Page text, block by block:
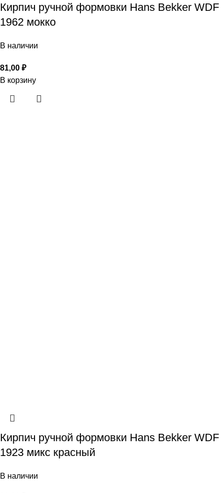
Кирпич ручной формовки Hans Bekker WDF
1962 мокко
В наличии
81,00 ₽
В корзину
Кирпич ручной формовки Hans Bekker WDF
1923 микс красный
В наличии